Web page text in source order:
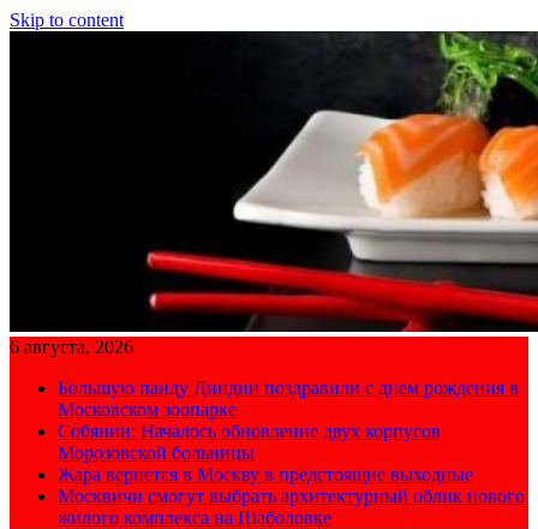
Skip to content
6 августа, 2026
Большую панду Диндин поздравили с днем рождения в
Московском зоопарке
Собянин: Началось обновление двух корпусов
Морозовской больницы
Жара вернется в Москву в предстоящие выходные
Москвичи смогут выбрать архитектурный облик нового
жилого комплекса на Шаболовке